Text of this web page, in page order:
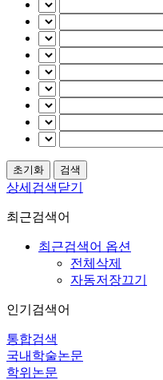
상세검색닫기
최근검색어
최근검색어 옵션
전체삭제
자동저장끄기
인기검색어
통합검색
국내학술논문
학위논문